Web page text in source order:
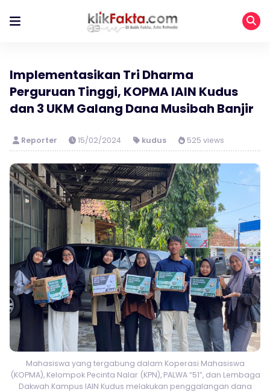
Implementasikan Tri Dharma
Perguruan Tinggi, KOPMA IAIN Kudus
dan 3 UKM Galang Dana Musibah Banjir
Reporter 15/02/2024 kudus 525 views
Mahasiswa yang tergabung dalam Koperasi Mahasiswa
(KOPMA), Kelompok Pecinta Nalar (KPN), PALWA “51”, dan Lembaga
Dakwah Kampus IAIN Kudus melakukan penggalangan dana